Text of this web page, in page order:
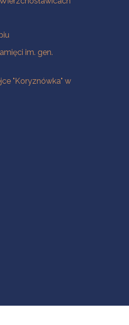
im. gen.
"Koryznówka" w